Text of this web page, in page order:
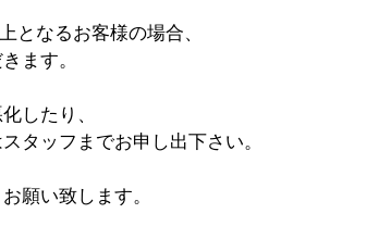
となるお客様の場合、
ます。
したり、
タッフまでお申し出下さい。
願い致します。